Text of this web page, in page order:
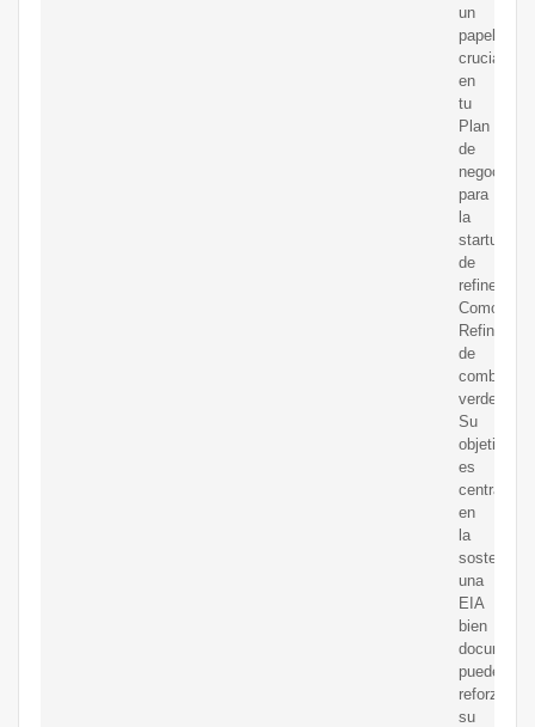
un
papel
crucial
en
tu
Plan
de
negocios
para
la
startup
de
refinería.
Como
Refinería
de
verde
Su
objetivo
es
centrarse
en
la
una
EIA
bien
puede
reforzar
su